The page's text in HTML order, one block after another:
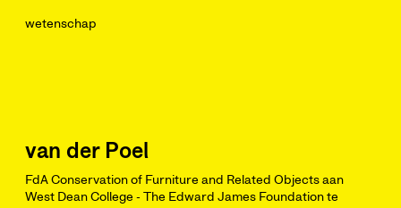
wetenschap
van der Poel
FdA Conservation of Furniture and Related Objects aan
West Dean College - The Edward James Foundation te